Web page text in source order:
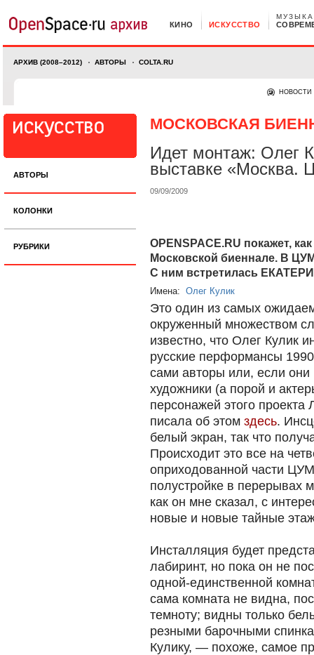
КИНО ИСКУССТВО
МУЗЫКА
АРХИВ (2008–2012) АВТОРЫ COLTA.RU
НОВОСТИ
АВТОРЫ
КОЛОНКИ
РУБРИКИ
МОСКОВСКАЯ
Идет монтаж: Олег
выставке «Москва.
09/09/2009
OPENSPACE.RU покажет,
Московской биеннале. В
С ним встретилась
Имена: Олег Кулик
Это один из самых
окруженный множеством
известно, что Олег Кулик
русские перформансы
сами авторы или, если они
художники (а порой и
персонажей этого проекта
писала об этом здесь.
белый экран, так что
Происходит это все на
оприходованной части
полустройке в перерывах
как он мне сказал, с
новые и новые тайные
Инсталляция будет
лабиринт, но пока он не
одной-единственной
сама комната не видна,
темноту; видны только
резными барочными
Кулику, — похоже, самое